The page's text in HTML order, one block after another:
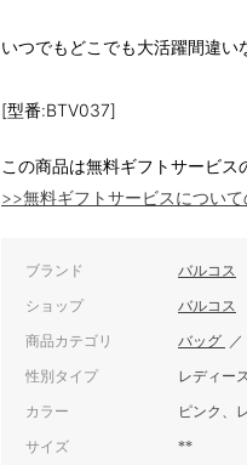
いつでもどこでも大活躍間違い
[型番:BTV037]
この商品は無料ギフトサービス
>>無料ギフトサービスについ
ブランド バルコス
ショップ バルコス
商品カテゴリ バッグ ／
性別タイプ レディー
カラー ピンク、
サイズ **